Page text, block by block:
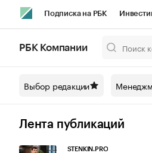
Подписка на РБК
Спецпроекты СПб
Технологии и медиа
РБК Компании
Выбор редакции
Лента публикаций
STENKIN.PRO